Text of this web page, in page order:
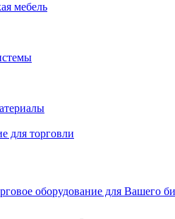
мебель
для торговли